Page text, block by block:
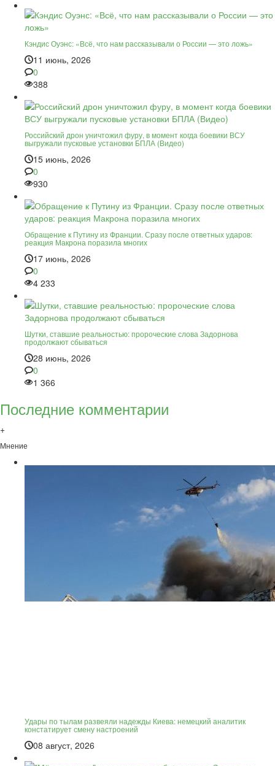
Кэндис Оуэнс: «Всё, что нам рассказывали о России — это ложь»
11 июнь, 2026
0
388
Российский дрон уничтожил фуру, в момент когда боевики ВСУ
выгружали пусковые установки БПЛА (Видео)
15 июнь, 2026
0
930
Обращение к Путину из Франции. Сразу после ответных ударов:
реакция Макрона поразила многих
17 июнь, 2026
0
4 233
Шутки, ставшие реальностью: пророческие слова Задорнова
продолжают сбываться
28 июнь, 2026
0
1 366
Последние комментарии
+
Мнение
Удары по тылам развеяли надежды Киева: немецкий аналитик
констатирует смену настроений
08 август, 2026